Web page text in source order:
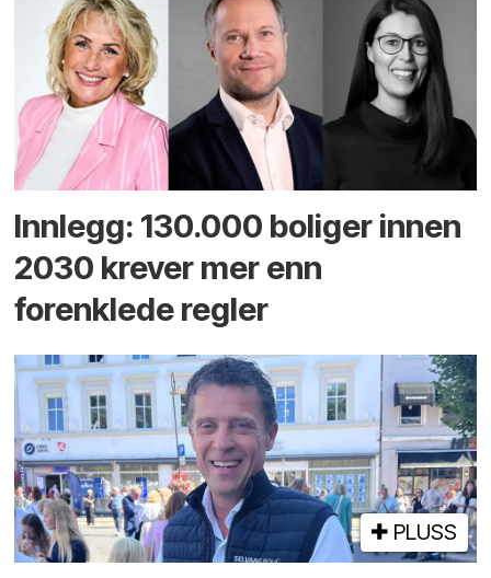
Innlegg: 130.000 boliger innen
2030 krever mer enn
forenklede regler
PLUSS